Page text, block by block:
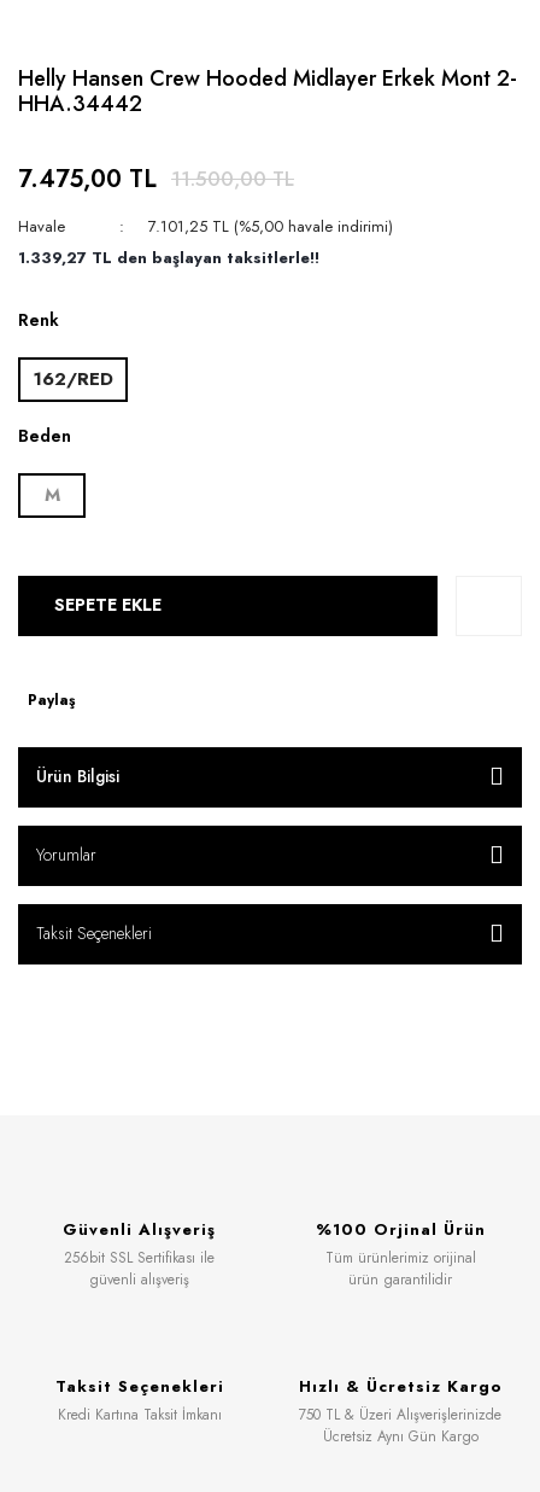
Helly Hansen Crew Hooded Midlayer Erkek Mont 2-
HHA.34442
7.475,00 TL 11.500,00 TL
Havale
7.101,25 TL (%5,00 havale indirimi)
1.339,27 TL den başlayan taksitlerle!!
Renk
162/RED
Beden
M
SEPETE EKLE
Paylaş
Ürün Bilgisi
Yorumlar
Taksit Seçenekleri
Güvenli Alışveriş
256bit SSL Sertifikası ile
güvenli alışveriş
%100 Orjinal Ürün
Tüm ürünlerimiz orijinal
ürün garantilidir
Taksit Seçenekleri
Kredi Kartına Taksit İmkanı
Hızlı & Ücretsiz Kargo
750 TL & Üzeri Alışverişlerinizde
Ücretsiz Aynı Gün Kargo